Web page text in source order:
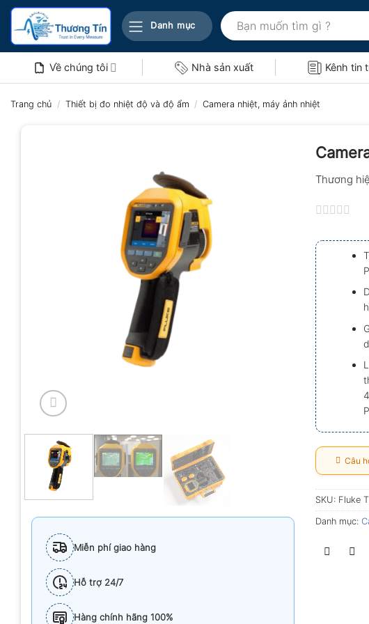
Bỏ
nội
Danh mục
Tìm
kiếm:
Về chúng tôi Nhà sản xuất Kênh tin
Trang chủ / Thiết bị đo nhiệt độ và độ ẩm / Camera nhiệt, máy ảnh nhiệt
Miễn phí giao hàng
Hỗ trợ 24/7
Hàng chính hãng 100%
Thương
xếp
hạng
0.0
5
sao
Câu
SKU: Fluke
Danh mục: